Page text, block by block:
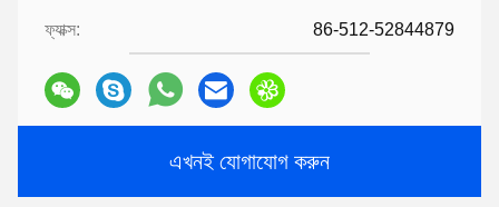
ফ্যাক্স: 86-512-52844879
এখনই যোগাযোগ করুন